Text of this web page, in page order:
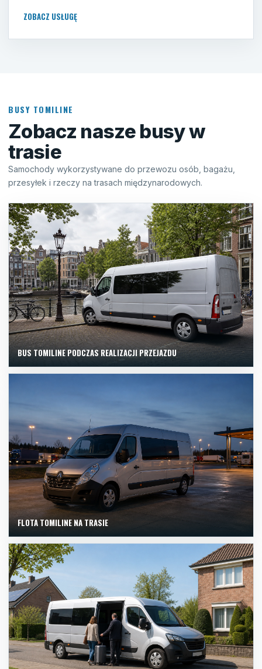
ZOBACZ USŁUGĘ
BUSY TOMILINE
Zobacz nasze busy w
trasie
Samochody wykorzystywane do przewozu osób, bagażu,
przesyłek i rzeczy na trasach międzynarodowych.
BUS TOMILINE PODCZAS REALIZACJI PRZEJAZDU
FLOTA TOMILINE NA TRASIE